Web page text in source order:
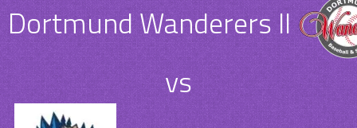
Dortmund Wanderers II
vs